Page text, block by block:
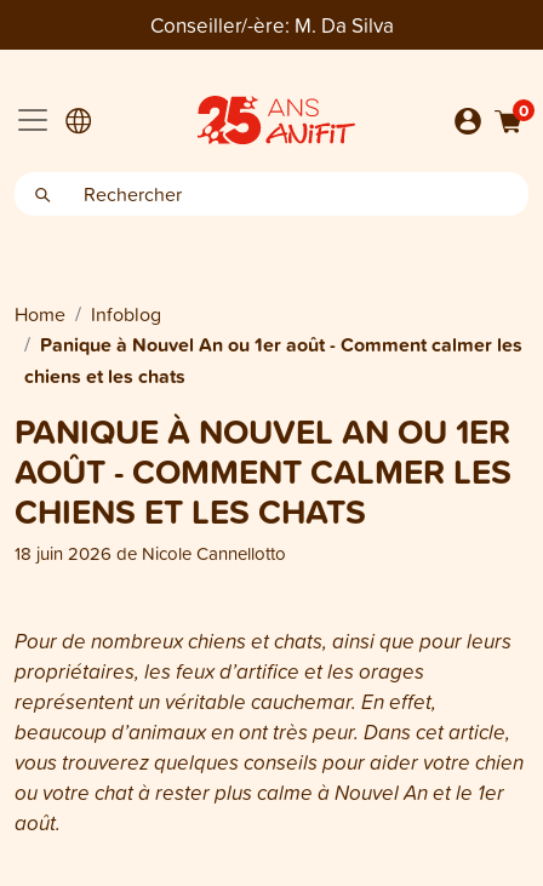
Conseiller/-ère: M. Da Silva
0
Home Infoblog
Panique à Nouvel An ou 1er août - Comment calmer les
chiens et les chats
PANIQUE À NOUVEL AN OU 1ER
AOÛT - COMMENT CALMER LES
CHIENS ET LES CHATS
18 juin 2026 de Nicole Cannellotto
Pour de nombreux chiens et chats, ainsi que pour leurs
propriétaires, les feux d’artifice et les orages
représentent un véritable cauchemar. En effet,
beaucoup d’animaux en ont très peur. Dans cet article,
vous trouverez quelques conseils pour aider votre chien
ou votre chat à rester plus calme à Nouvel An et le 1er
août.